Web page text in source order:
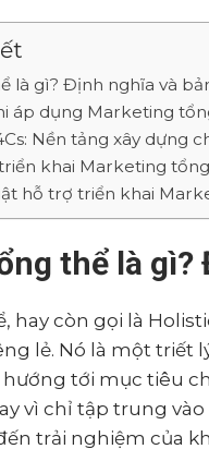
là gì? Định nghĩa và
áp dụng Marketing
Nền tảng xây dựng
khai Marketing
hỗ trợ triển khai
thể là
hay còn gọi là
lẻ. Nó là một triết
tới mục tiêu
vì chỉ tập trung
trải nghiệm của